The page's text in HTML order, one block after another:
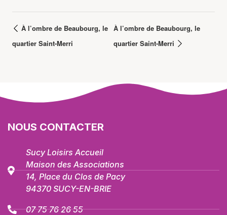
À l’ombre de Beaubourg, le
quartier Saint-Merri
À l’ombre de Beaubourg, le
quartier Saint-Merri
NOUS CONTACTER
Sucy Loisirs Accueil
Maison des Associations
14, Place du Clos de Pacy
94370 SUCY-EN-BRIE
07 75 76 26 55